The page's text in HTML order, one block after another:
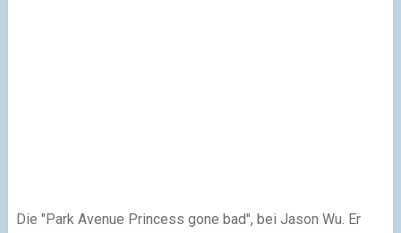
Die "Park Avenue Princess gone bad", bei Jason Wu. Er